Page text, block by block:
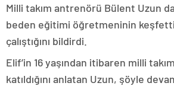
Milli takım antrenörü Bülent Uzun
beden eğitimi öğretmeninin
çalıştığını bildirdi.
Elif’in 16 yaşından itibaren milli
katıldığını anlatan Uzun, şöyle